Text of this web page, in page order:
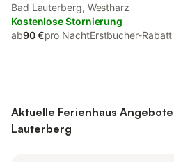
Bad Lauterberg, Westharz
Kostenlose Stornierung
ab90 €pro NachtErstbucher-Rabatt
Aktuelle Ferienhaus Angebote
Lauterberg